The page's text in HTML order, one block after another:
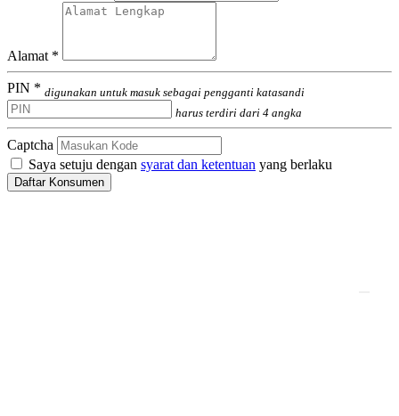
Alamat *
PIN * digunakan untuk masuk sebagai pengganti katasandi
harus terdiri dari 4 angka
Captcha
Saya setuju dengan syarat dan ketentuan yang berlaku
Daftar Konsumen